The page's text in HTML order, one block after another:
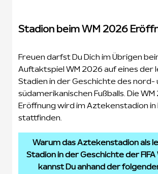
Stadion beim WM 2026
Freuen darfst Du Dich im Übrigen
Auftaktspiel WM 2026 auf eines der
Stadien in der Geschichte des nord-
südamerikanischen Fußballs. Die WM
Eröffnung wird im Aztekenstadion
stattfinden.
Warum das Aztekenstadion als
Stadion in der Geschichte der FIFA
kannst Du anhand der